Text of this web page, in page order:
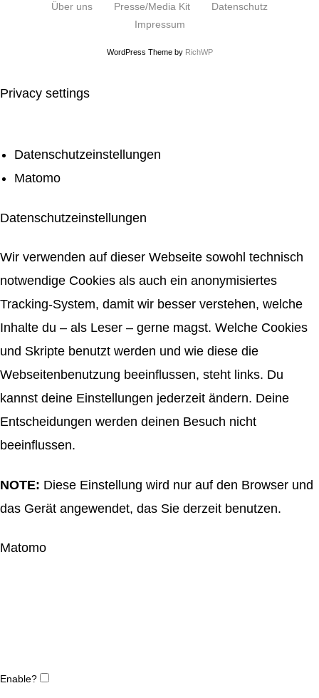
Über uns Presse/Media Kit
Datenschutz
Impressum
WordPress Theme by RichWP
Privacy settings
Datenschutzeinstellungen
Matomo
Datenschutzeinstellungen
Wir verwenden auf dieser Webseite sowohl technisch
notwendige Cookies als auch ein anonymisiertes
Tracking-System, damit wir besser verstehen, welche
Inhalte du – als Leser – gerne magst. Welche Cookies
und Skripte benutzt werden und wie diese die
Webseitenbenutzung beeinflussen, steht links. Du
kannst deine Einstellungen jederzeit ändern. Deine
Entscheidungen werden deinen Besuch nicht
beeinflussen.
NOTE: Diese Einstellung wird nur auf den Browser und
das Gerät angewendet, das Sie derzeit benutzen.
Matomo
Enable?